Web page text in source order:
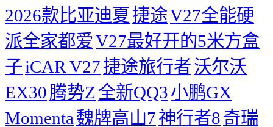
2026款比亚迪夏 捷途V27全能硬
派全家都爱V27最好开的5米方盒
子iCAR V27捷途旅行者沃尔沃
EX30腾势Z 全新QQ3小鹏GX
Momenta 魏牌高山7神行者8奇瑞